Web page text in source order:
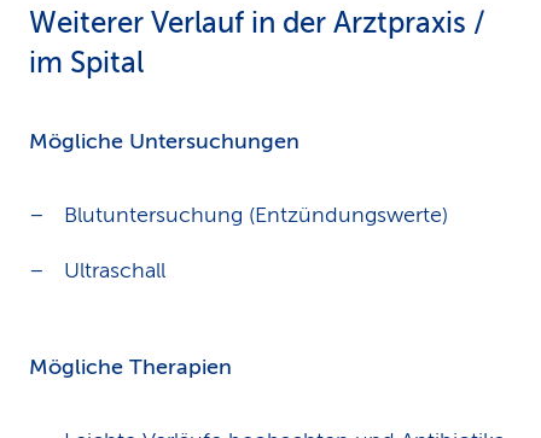
Weiterer Verlauf in der Arztpraxis /
im Spital
Mögliche Untersuchungen
Blutuntersuchung (Entzündungswerte)
Ultraschall
Mögliche Therapien